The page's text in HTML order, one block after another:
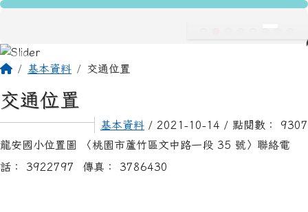
跳至主內容區
龍安國民小學
主內容區域
回首頁基本資料 交通位置
交通位置
基本資料 / 2021-10-14 / 點閱數： 9307
龍安國小位置圖 〈桃園市蘆竹區文中路一段 35 號〉聯絡電
話： 3922797 傳真： 3786430
頁尾區域